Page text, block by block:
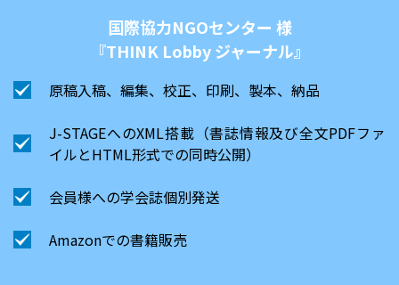
国際協力NGOセンター 様
『THINK Lobby ジャーナル』
原稿入稿、編集、校正、印刷、製本、納品
J-STAGEへのXML搭載（書誌情報及び全文PDFファ
イルとHTML形式での同時公開）
会員様への学会誌個別発送
Amazonでの書籍販売